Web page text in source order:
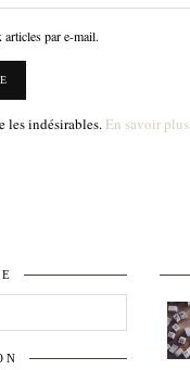
articles par e-mail.
les indésirables. En savoir